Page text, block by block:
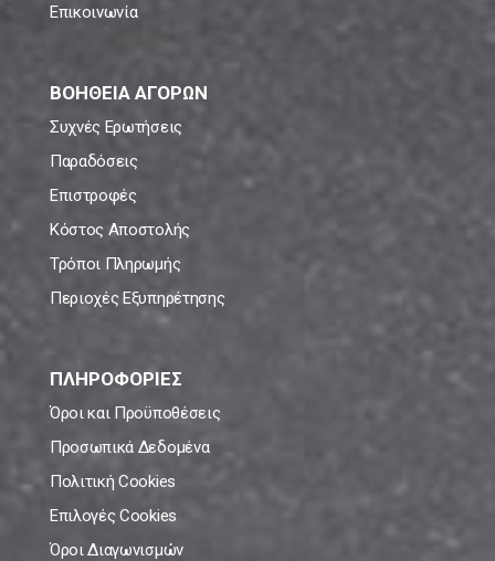
Επικοινωνία
ΒΟΗΘΕΙΑ ΑΓΟΡΩΝ
Συχνές Ερωτήσεις
Παραδόσεις
Επιστροφές
Κόστος Αποστολής
Τρόποι Πληρωμής
Περιοχές Εξυπηρέτησης
ΠΛΗΡΟΦΟΡΙΕΣ
Όροι και Προϋποθέσεις
Προσωπικά Δεδομένα
Πολιτική Cookies
Επιλογές Cookies
Όροι Διαγωνισμών